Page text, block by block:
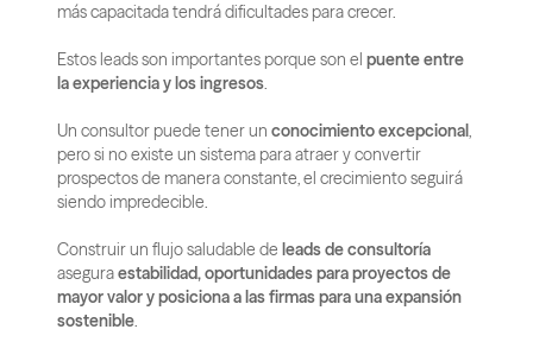
más capacitada tendrá dificultades para crecer.
Estos leads son importantes porque son el puente entre
la experiencia y los ingresos.
Un consultor puede tener un conocimiento excepcional,
pero si no existe un sistema para atraer y convertir
prospectos de manera constante, el crecimiento seguirá
siendo impredecible.
Construir un flujo saludable de leads de consultoría
asegura estabilidad, oportunidades para proyectos de
mayor valor y posiciona a las firmas para una expansión
sostenible.